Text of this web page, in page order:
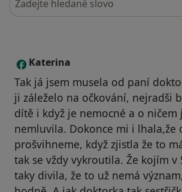
K Katerina
Tak já jsem musela od paní
ji záleželo na očkování, nejradši
dítě i když je nemocné a o ničem
nemluvila. Dokonce mi i lhala,že
prošvihneme, když zjistla že to
tak se vždy vykroutila. Že kojím v
taky divila, že to už nemá